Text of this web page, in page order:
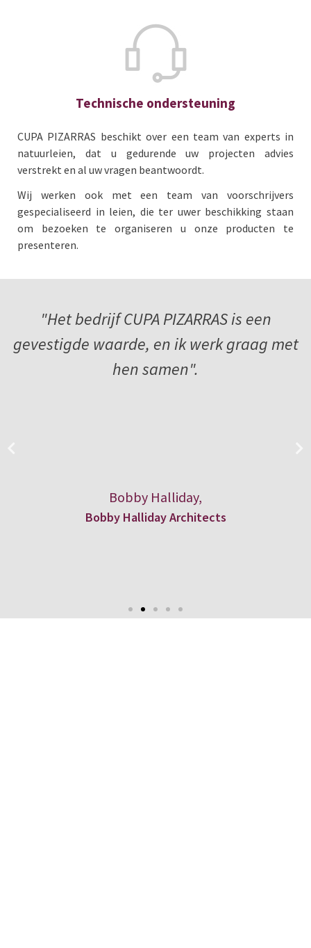
Technische ondersteuning
CUPA PIZARRAS beschikt over een team van experts in
natuurleien, dat u gedurende uw projecten advies
verstrekt en al uw vragen beantwoordt.
Wij werken ook met een team van voorschrijvers
gespecialiseerd in leien, die ter uwer beschikking staan
om bezoeken te organiseren u onze producten te
presenteren.
"Het bedrijf CUPA PIZARRAS is een
gevestigde waarde, en ik werk graag met
hen samen".
Bobby Halliday,
Bobby Halliday Architects